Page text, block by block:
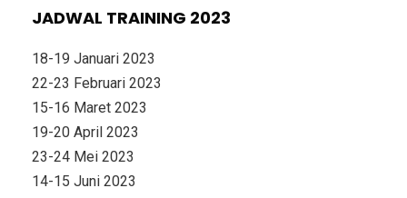
JADWAL TRAINING 2023
18-19 Januari 2023
22-23 Februari 2023
15-16 Maret 2023
19-20 April 2023
23-24 Mei 2023
14-15 Juni 2023